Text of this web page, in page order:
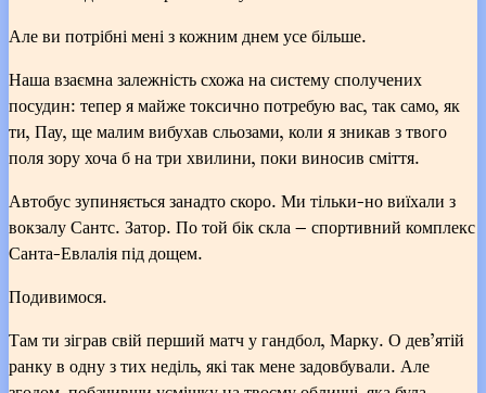
Але ви потрібні мені з кожним днем усе більше.
Наша взаємна залежність схожа на систему сполучених
посудин: тепер я майже токсично потребую вас, так само, як
ти, Пау, ще малим вибухав сльозами, коли я зникав з твого
поля зору хоча б на три хвилини, поки виносив сміття.
Автобус зупиняється занадто скоро. Ми тільки-но виїхали з
вокзалу Сантс. Затор. По той бік скла — спортивний комплекс
Санта-Евлалія під дощем.
Подивимося.
Там ти зіграв свій перший матч у гандбол, Марку. О дев’ятій
ранку в одну з тих неділь, які так мене задовбували. Але